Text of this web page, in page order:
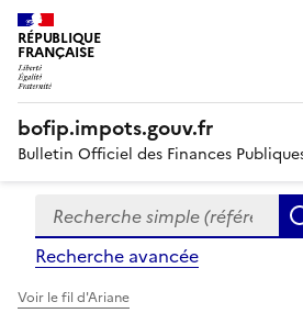
RÉPUBLIQUE
FRANÇAISE
bofip.impots.gouv.fr
Bulletin Officiel des Finances
Formulaire
de
recherche
Recherche simple
Recherche avancée
Voir le fil d'Ariane